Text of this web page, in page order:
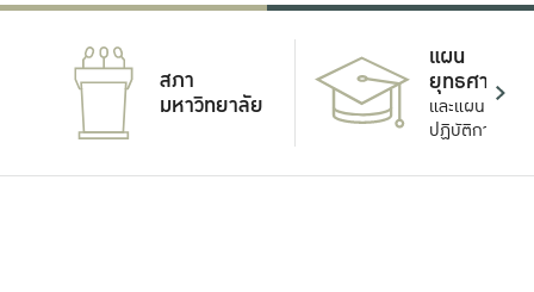
สภา
มหาวิทยาลัย
แผน
ยุทธศาสตร์
และแผน
ปฏิบัติการ